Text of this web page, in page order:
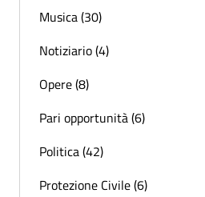
Musica (30)
Notiziario (4)
Opere (8)
Pari opportunità (6)
Politica (42)
Protezione Civile (6)